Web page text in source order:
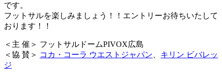
です。
フットサルを楽しみましょう！！エントリーお待ちいたして
おります！！
＜主 催＞ フットサルドームPIVOX広島
＜協 賛＞ コカ・コーラ ウエストジャパン
キリン ビバレッ
ジ